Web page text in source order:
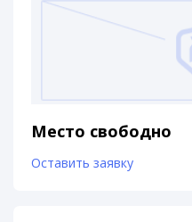
Место свободно
Оставить заявку